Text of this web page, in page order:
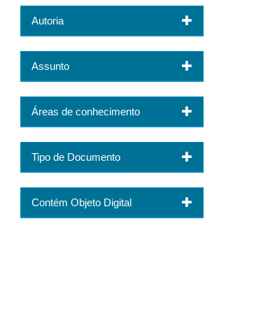
Autoria
Assunto
Áreas de conhecimento
Tipo de Documento
Contém Objeto Digital